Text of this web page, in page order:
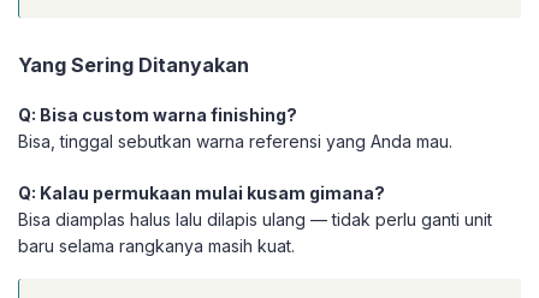
Yang Sering Ditanyakan
Q: Bisa custom warna finishing?
Bisa, tinggal sebutkan warna referensi yang Anda mau.
Q: Kalau permukaan mulai kusam gimana?
Bisa diamplas halus lalu dilapis ulang — tidak perlu ganti unit
baru selama rangkanya masih kuat.